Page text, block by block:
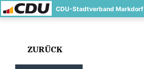
CDU-Stadtverband Markdorf
ZURÜCK